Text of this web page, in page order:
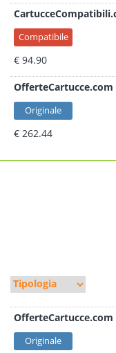
Compatibile
€ 94.90
OfferteCartucce.com
Originale
€ 262.44
OfferteCartucce.com
Originale